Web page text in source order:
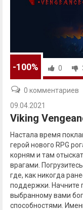
-100% 0
0 комментариев
09.04.2021
Viking
Настала время
герой нового RPG
корням и там
врагами.
где, как никогда
поддержки. Начните
выбранному вами
способностями.